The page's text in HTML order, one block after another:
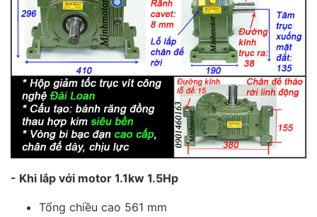
- Khi lắp với motor 1.1kw 1.5Hp
Tổng chiều cao 561 mm